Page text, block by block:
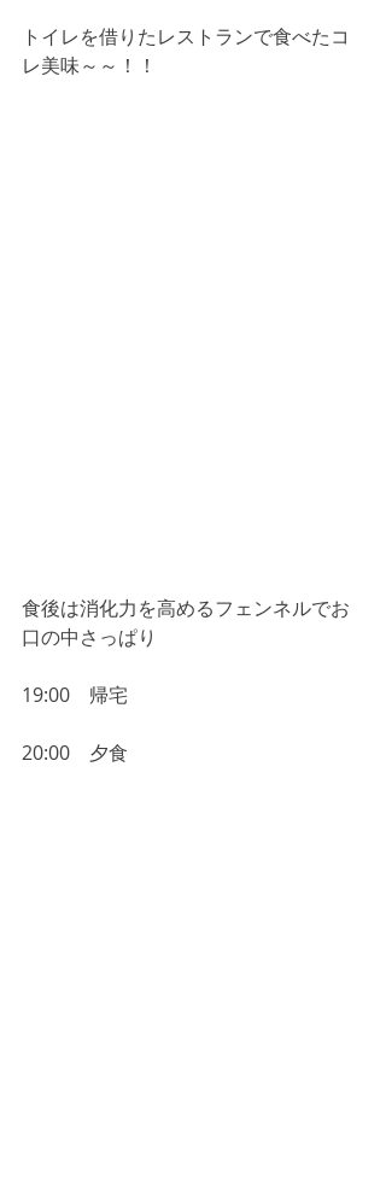
トイレを借りたレストランで食べたコ
レ美味～～！！
食後は消化力を高めるフェンネルでお
口の中さっぱり
19:00　帰宅
20:00　夕食